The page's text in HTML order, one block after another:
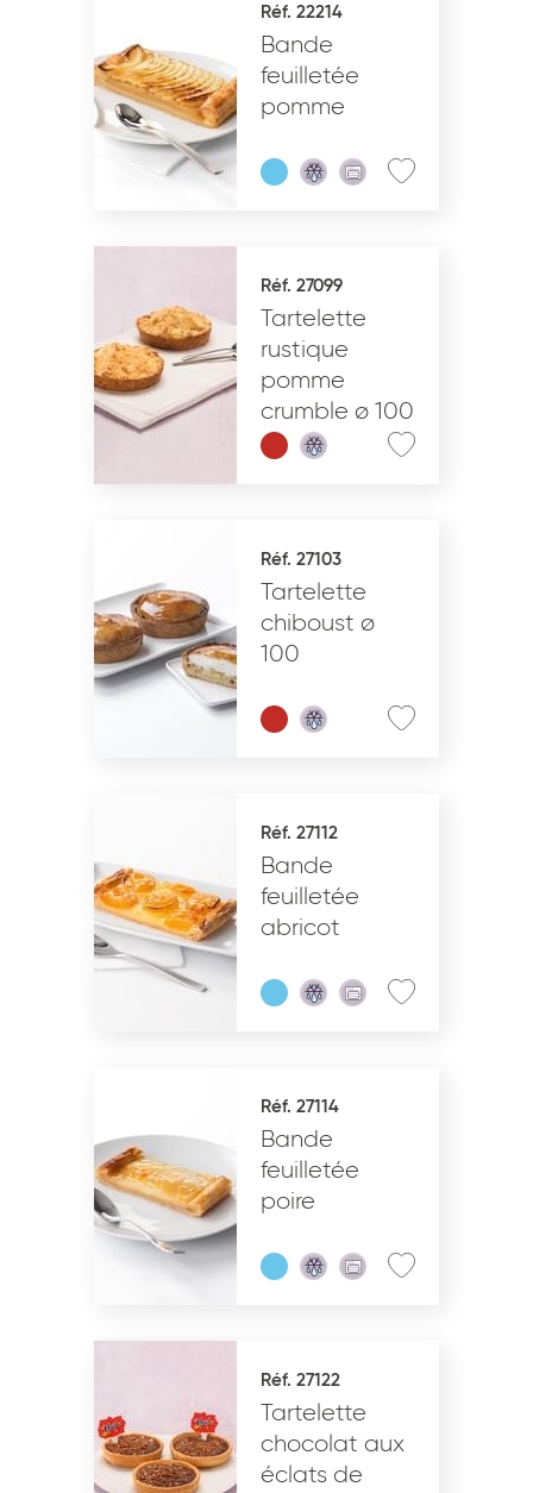
VALIDER
Réf. 22214
Bande
feuilletée
pomme
Réf. 27099
Tartelette
rustique
pomme
crumble ø 100
Réf. 27103
Tartelette
chiboust ø
100
Réf. 27112
Bande
feuilletée
abricot
Réf. 27114
Bande
feuilletée
poire
Réf. 27122
Tartelette
chocolat aux
éclats de